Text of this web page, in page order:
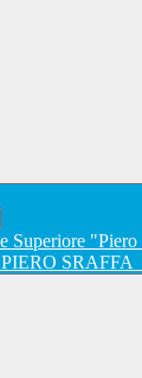
PIERO SRAFFA